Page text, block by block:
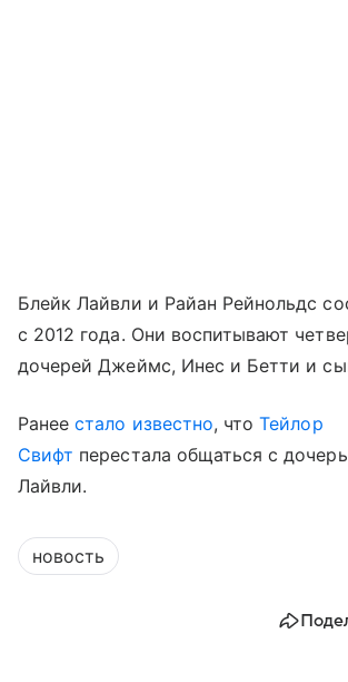
Блейк Лайвли и Райан Рейнольдс
с 2012 года. Они воспитывают
дочерей Джеймс, Инес и Бетти и
Ранеестало известно, чтоТейлор
Свифт перестала общаться с
Лайвли.
новость